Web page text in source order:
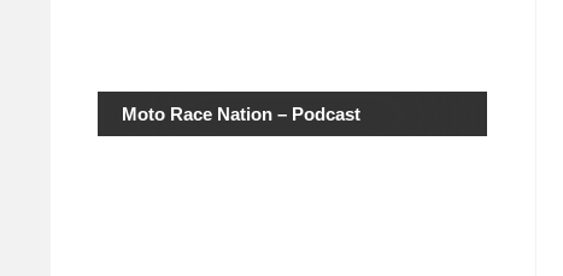
Moto Race Nation – Podcast